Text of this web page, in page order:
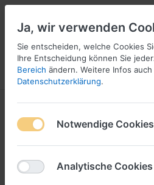
Menü Anmelden Vergleichen
1-3von
Filtern
Ja, wir verwenden
Sie entscheiden, welche Cookies
Ihre Entscheidung können Sie
Bereich ändern. Weitere Infos
Datenschutzerklärung.
Notwendige Cookies
Analytische Cookies